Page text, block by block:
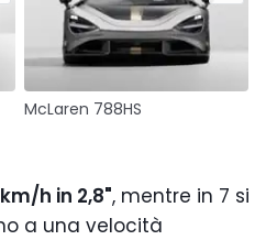
McLaren 788HS
h in 2,8", mentre in 7 si
a una velocità